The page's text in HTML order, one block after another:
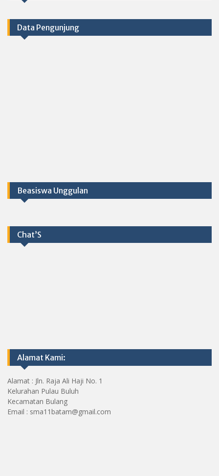
Data Pengunjung
Beasiswa Unggulan
Chat’S
Alamat Kami:
Alamat : Jln. Raja Ali Haji No. 1
Kelurahan Pulau Buluh
Kecamatan Bulang
Email : sma11batam@gmail.com